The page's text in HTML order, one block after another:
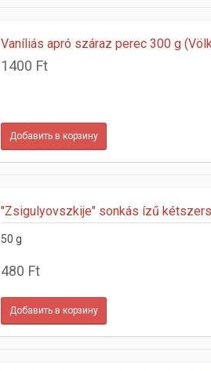
Vaníliás apró száraz perec 300 g
1400 Ft
"Zsigulyovszkije" sonkás ízű
50 g
480 Ft